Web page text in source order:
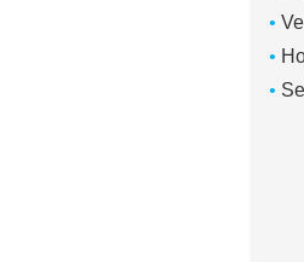
•
•
•